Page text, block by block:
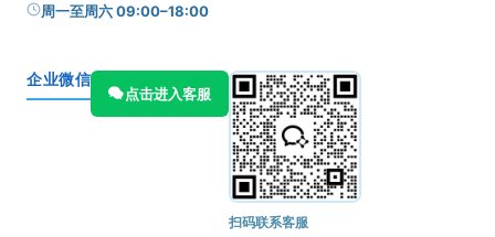
周一至周六 09:00–18:00
企业微信
点击进入客服
扫码联系客服